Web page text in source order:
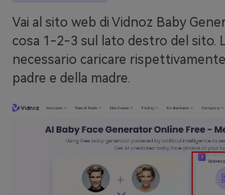
Vai al sito web di Vidnoz Baby
cosa 1-2-3 sul lato destro del sito.
necessario caricare rispettivamente
padre e della madre.